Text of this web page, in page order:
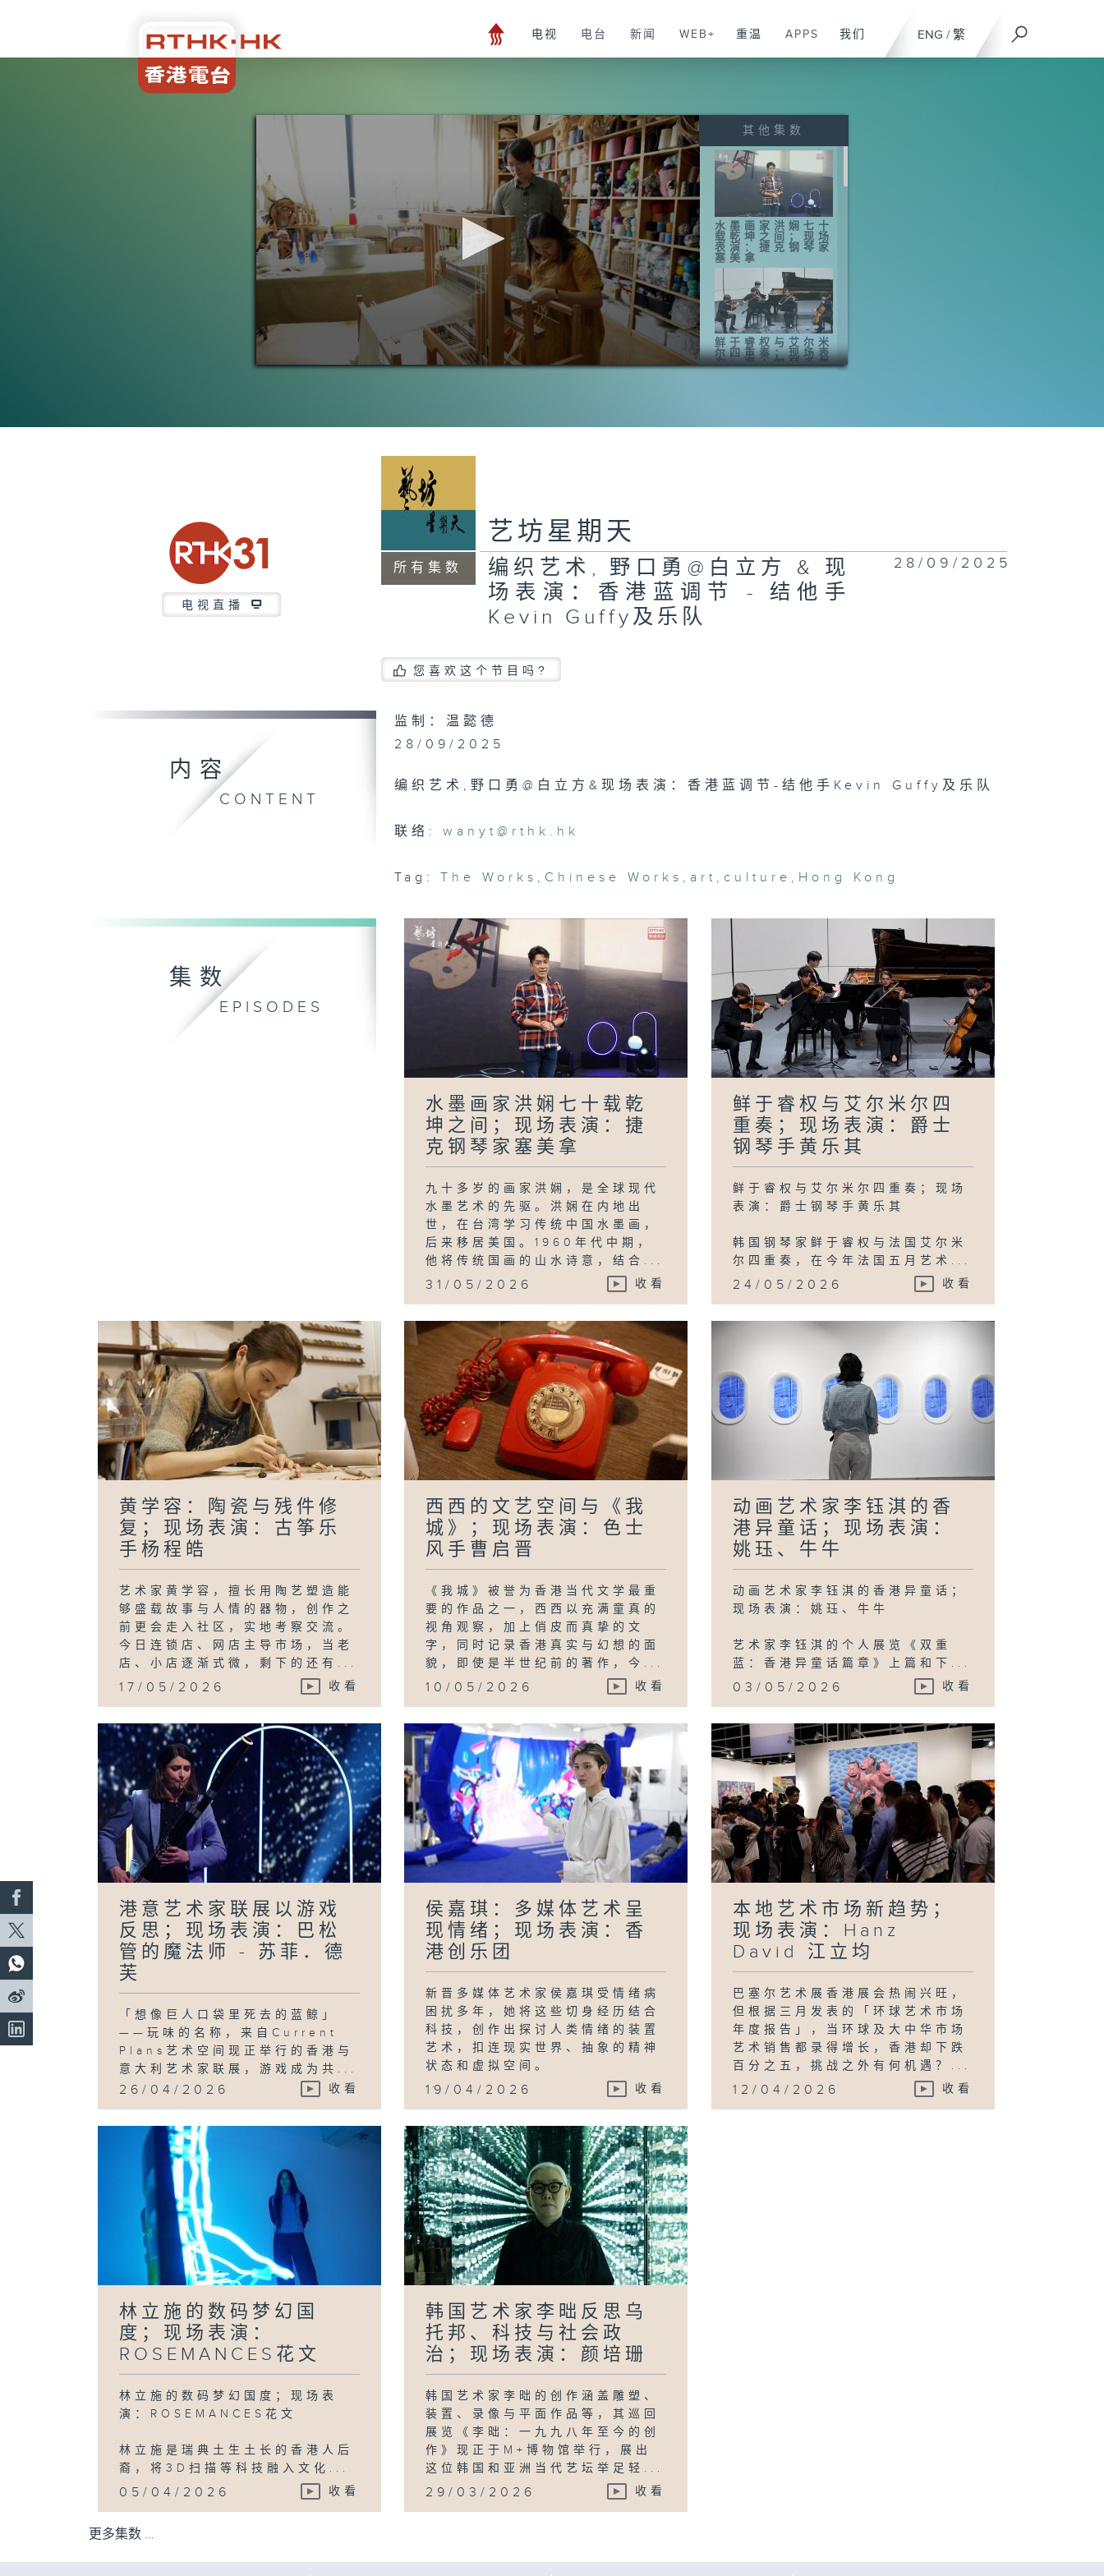
ENG / 繁
电视 电台 新闻 WEB+ 重温 APPS 我们
0
其他集数
水墨画家洪娴七十
载乾坤之间；现场
表演：捷克钢琴家
塞美拿
鲜于睿权与艾尔米
尔四重奏；现场表
演：爵士钢琴手黄
西西的文艺空间与
《我城》；现场表
演：色士风手曹启
侯嘉琪：多媒体艺
术呈现情绪；现场
表演：香港创乐团
本地艺术市场新趋
势；现场表演：
Hanz David 江
立均
林立施的数码梦幻
花文
韩国艺术家李昢反
思乌托邦、科技与
社会政治；现场表
演：颜培珊
电视直播
所有集数
艺坊星期天
编织艺术, 野口勇@白立方 & 现
场表演：香港蓝调节 - 结他手
Kevin Guffy及乐队
28/09/2025
您喜欢这个节目吗?
内容
CONTENT
监制：温懿德
28/09/2025
编织艺术,野口勇@白立方&现场表演：香港蓝调节-结他手Kevin Guffy及乐队
联络:wanyt@rthk.hk
Tag: The Works , Chinese Works , art , culture , Hong Kong
集数
EPISODES
水墨画家洪娴七十载乾
坤之间；现场表演：捷
克钢琴家塞美拿
九十多岁的画家洪娴，是全球现代
水墨艺术的先驱。洪娴在内地出
世，在台湾学习传统中国水墨画，
后来移居美国。1960年代中期，
他将传统国画的山水诗意，结合...
31/05/2026 收看
鲜于睿权与艾尔米尔四
重奏；现场表演：爵士
钢琴手黄乐其
鲜于睿权与艾尔米尔四重奏；现场
表演：爵士钢琴手黄乐其
韩国钢琴家鲜于睿权与法国艾尔米
尔四重奏，在今年法国五月艺术...
24/05/2026 收看
黄学容：陶瓷与残件修
复；现场表演：古筝乐
手杨程皓
艺术家黄学容，擅长用陶艺塑造能
够盛载故事与人情的器物，创作之
前更会走入社区，实地考察交流。
今日连锁店、网店主导市场，当老
店、小店逐渐式微，剩下的还有...
17/05/2026 收看
西西的文艺空间与《我
城》；现场表演：色士
风手曹启晋
《我城》被誉为香港当代文学最重
要的作品之一，西西以充满童真的
视角观察，加上俏皮而真挚的文
字，同时记录香港真实与幻想的面
貌，即使是半世纪前的著作，今...
10/05/2026 收看
动画艺术家李钰淇的香
港异童话；现场表演：
姚珏、牛牛
动画艺术家李钰淇的香港异童话；
现场表演：姚珏、牛牛
艺术家李钰淇的个人展览《双重
蓝：香港异童话篇章》上篇和下...
03/05/2026 收看
港意艺术家联展以游戏
反思；现场表演：巴松
管的魔法师 - 苏菲．德
芙
「想像巨人口袋里死去的蓝鲸」
——玩味的名称，来自Current
Plans艺术空间现正举行的香港与
意大利艺术家联展，游戏成为共...
26/04/2026 收看
侯嘉琪：多媒体艺术呈
现情绪；现场表演：香
港创乐团
新晋多媒体艺术家侯嘉琪受情绪病
困扰多年，她将这些切身经历结合
科技，创作出探讨人类情绪的装置
艺术，扣连现实世界、抽象的精神
状态和虚拟空间。
...
19/04/2026 收看
本地艺术市场新趋势；
现场表演：Hanz
David 江立均
巴塞尔艺术展香港展会热闹兴旺，
但根据三月发表的「环球艺术市场
年度报告」，当环球及大中华市场
艺术销售都录得增长，香港却下跌
百分之五，挑战之外有何机遇？...
12/04/2026 收看
林立施的数码梦幻国
度；现场表演：
ROSEMANCES花文
林立施的数码梦幻国度；现场表
演：ROSEMANCES花文
林立施是瑞典土生土长的香港人后
裔，将3D扫描等科技融入文化...
05/04/2026 收看
韩国艺术家李昢反思乌
托邦、科技与社会政
治；现场表演：颜培珊
韩国艺术家李昢的创作涵盖雕塑、
装置、录像与平面作品等，其巡回
展览《李昢：一九九八年至今的创
作》现正于M+博物馆举行，展出
这位韩国和亚洲当代艺坛举足轻...
29/03/2026 收看
更多集数 ...